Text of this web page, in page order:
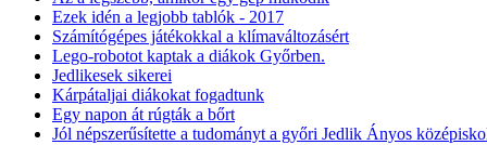
Ezek idén a legjobb tablók - 2017
Számítógépes játékokkal a klímaváltozásért
Lego-robotot kaptak a diákok Győrben.
Jedlikesek sikerei
Kárpátaljai diákokat fogadtunk
Egy napon át rúgták a bőrt
Jól népszerűsítette a tudományt a győri Jedlik Ányos